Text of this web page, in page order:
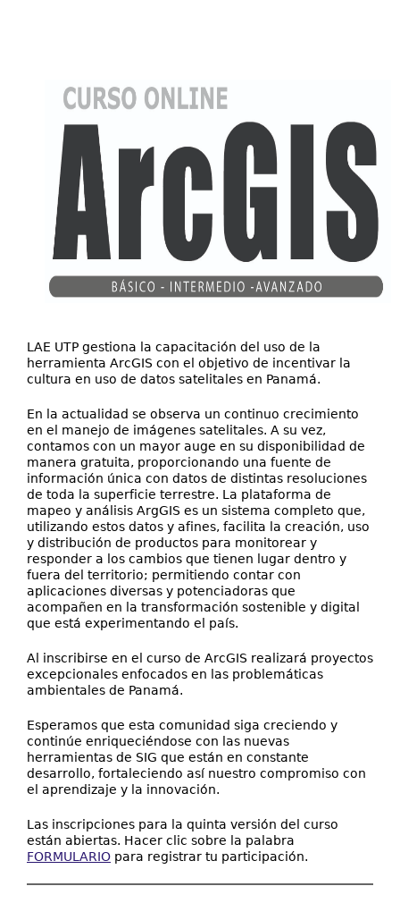
LAE UTP gestiona la capacitación del uso de la
herramienta ArcGIS con el objetivo de incentivar la
cultura en uso de datos satelitales en Panamá.
En la actualidad se observa un continuo crecimiento
en el manejo de imágenes satelitales. A su vez,
contamos con un mayor auge en su disponibilidad de
manera gratuita, proporcionando una fuente de
información única con datos de distintas resoluciones
de toda la superficie terrestre. La plataforma de
mapeo y análisis ArgGIS es un sistema completo que,
utilizando estos datos y afines, facilita la creación, uso
y distribución de productos para monitorear y
responder a los cambios que tienen lugar dentro y
fuera del territorio; permitiendo contar con
aplicaciones diversas y potenciadoras que
acompañen en la transformación sostenible y digital
que está experimentando el país.
Al inscribirse en el curso de ArcGIS realizará proyectos
excepcionales enfocados en las problemáticas
ambientales de Panamá.
Esperamos que esta comunidad siga creciendo y
continúe enriqueciéndose con las nuevas
herramientas de SIG que están en constante
desarrollo, fortaleciendo así nuestro compromiso con
el aprendizaje y la innovación.
Las inscripciones para la quinta versión del curso
están abiertas. Hacer clic sobre la palabra
FORMULARIO para registrar tu participación.